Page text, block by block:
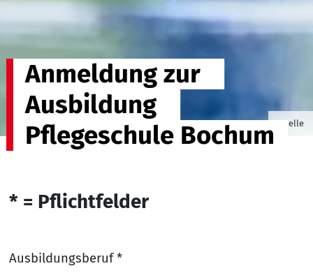
Quelle
Anmeldung zur
Ausbildung
Pflegeschule Bochum
* = Pflichtfelder
Ausbildungsberuf *